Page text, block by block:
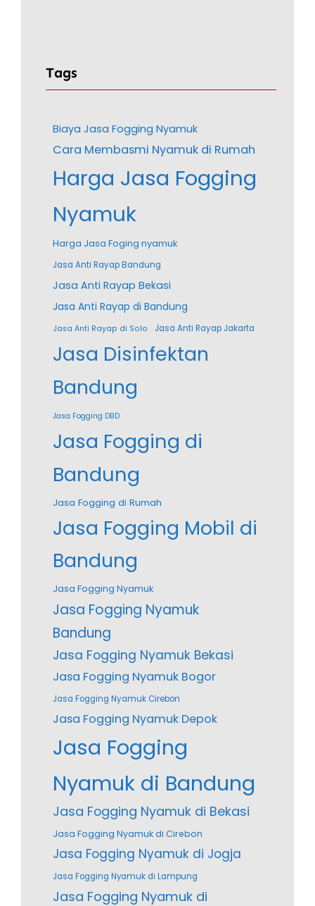
Tags
Biaya Jasa Fogging Nyamuk
Cara Membasmi Nyamuk di Rumah
Harga Jasa Fogging
Nyamuk
Harga Jasa Foging nyamuk
Jasa Anti Rayap Bandung
Jasa Anti Rayap Bekasi
Jasa Anti Rayap di Bandung
Jasa Anti Rayap di Solo Jasa Anti Rayap Jakarta
Jasa Disinfektan
Bandung
Jasa Fogging DBD
Jasa Fogging di
Bandung
Jasa Fogging di Rumah
Jasa Fogging Mobil di
Bandung
Jasa Fogging Nyamuk
Jasa Fogging Nyamuk
Bandung
Jasa Fogging Nyamuk Bekasi
Jasa Fogging Nyamuk Bogor
Jasa Fogging Nyamuk Cirebon
Jasa Fogging Nyamuk Depok
Jasa Fogging
Nyamuk di Bandung
Jasa Fogging Nyamuk di Bekasi
Jasa Fogging Nyamuk di Cirebon
Jasa Fogging Nyamuk di Jogja
Jasa Fogging Nyamuk di Lampung
Jasa Fogging Nyamuk di